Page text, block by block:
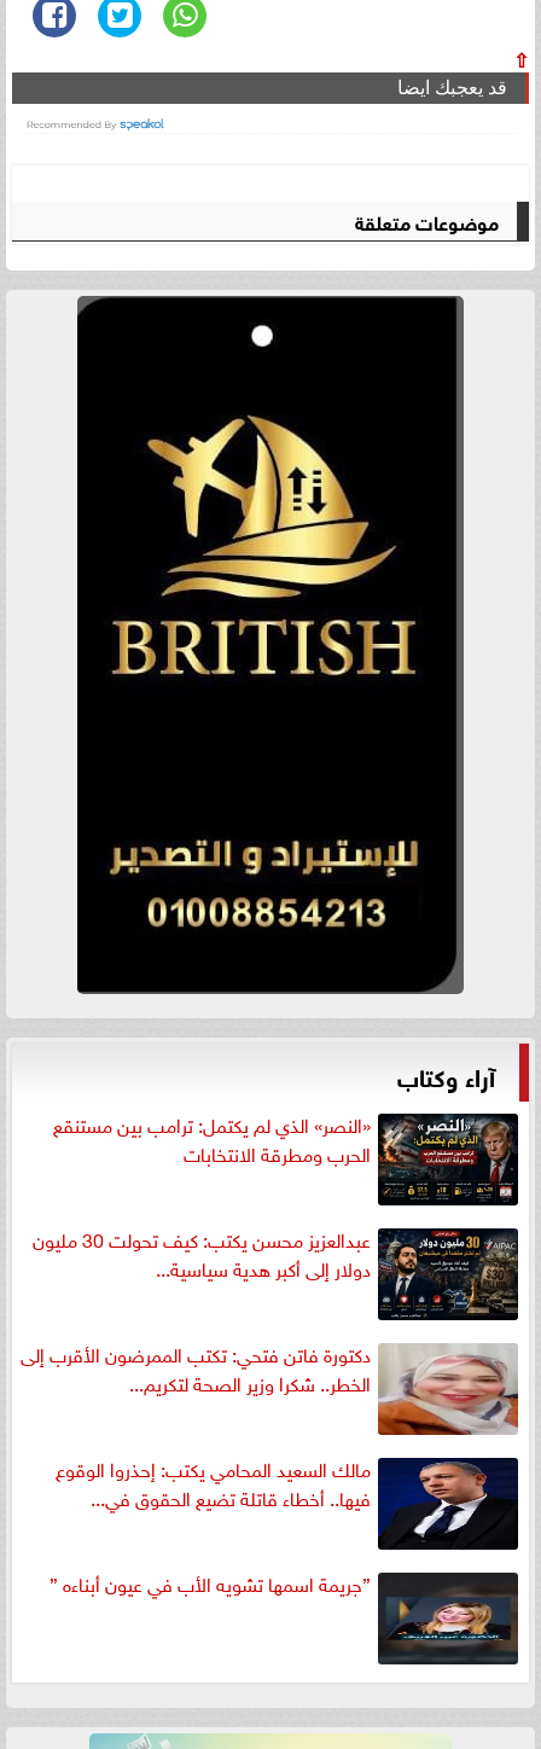
⇧
قد يعجبك ايضا
موضوعات متعلقة
آراء وكتاب
«النصر» الذي لم يكتمل: ترامب بين مستنقع
الحرب ومطرقة الانتخابات
عبدالعزيز محسن يكتب: كيف تحولت 30 مليون
دولار إلى أكبر هدية سياسية...
دكتورة فاتن فتحي: تكتب الممرضون الأقرب إلى
الخطر.. شكرا وزير الصحة لتكريم...
مالك السعيد المحامي يكتب: إحذروا الوقوع
فيها.. أخطاء قاتلة تضيع الحقوق في...
”جريمة اسمها تشويه الأب في عيون أبناءه ”